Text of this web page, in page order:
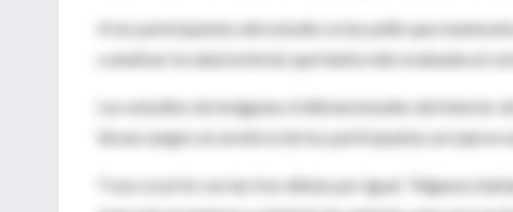
A los participantes del estudio se les pidió que
a analizar la salud arterial, que había sido evaluada al
Los estudios de imágenes tridimensionales del interior
llevan sangre al cerebro) de los participantes arrojaron
Y eso ocurrió con las tres dietas por igual. "Algunos